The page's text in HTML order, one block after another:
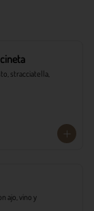
stracciatella,
ajo, vino y